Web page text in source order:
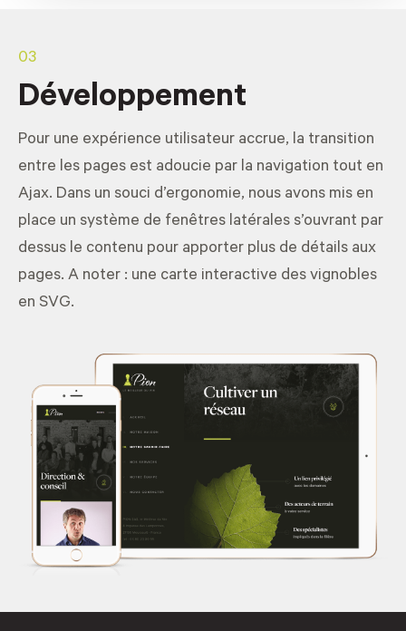
03
Développement
Pour une expérience utilisateur accrue, la transition
entre les pages est adoucie par la navigation tout en
Ajax. Dans un souci d’ergonomie, nous avons mis en
place un système de fenêtres latérales s’ouvrant par
dessus le contenu pour apporter plus de détails aux
pages. A noter : une carte interactive des vignobles
en SVG.